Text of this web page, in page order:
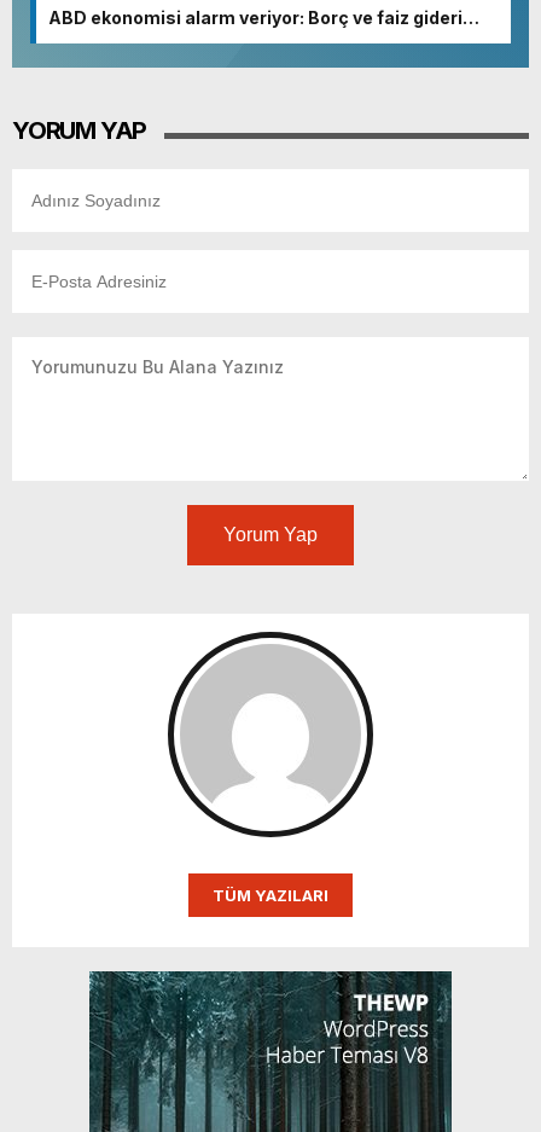
ABD ekonomisi alarm veriyor: Borç ve faiz gideri
YORUM YAP
Yorum Yap
TÜM YAZILARI